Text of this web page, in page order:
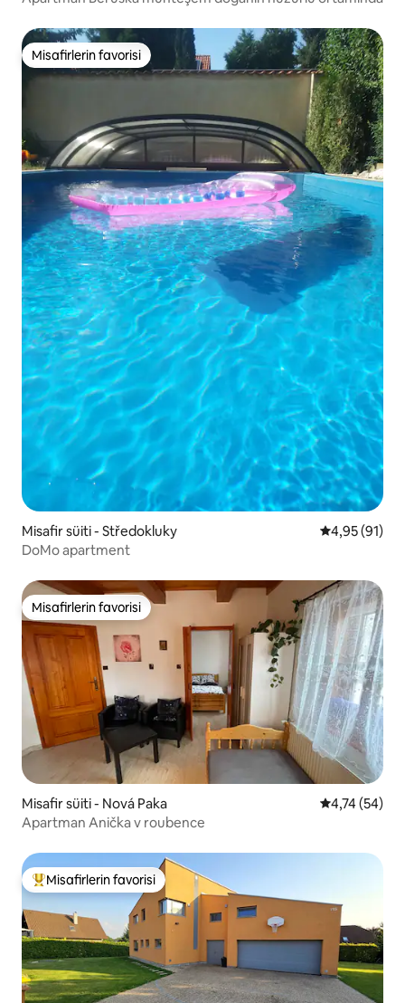
Misafirlerin favorisi
Misafirlerin favorisi
Misafir süiti - Středokluky 5 üzerinden
4,95 (91)
DoMo apartment
Misafirlerin favorisi
Misafirlerin favorisi
Misafir süiti - Nová Paka 5 üzerinden
4,74 (54)
Apartman Anička v roubence
Misafirlerin favorilerinden en beğenilenler arasında
Misafirlerin favorisi